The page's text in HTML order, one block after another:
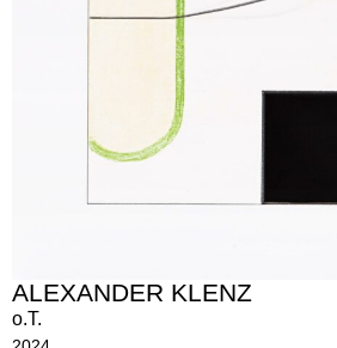
ALEXANDER KLENZ
o.T.